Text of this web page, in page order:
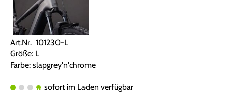
Art.Nr. 101230-L
Größe: L
Farbe: slapgrey'n'chrome
sofort im Laden verfügbar